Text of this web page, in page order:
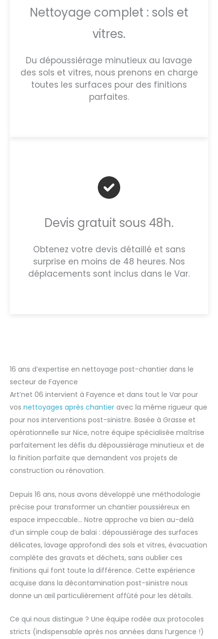
Nettoyage complet : sols et
vitres.
Du dépoussiérage minutieux au lavage
des sols et vitres, nous prenons en charge
toutes les surfaces pour des finitions
parfaites.
Devis gratuit sous 48h.
Obtenez votre devis détaillé et sans
surprise en moins de 48 heures. Nos
déplacements sont inclus dans le Var.
16 ans d’expertise en nettoyage post-chantier dans le
secteur de Fayence
Art’net 06 intervient à Fayence et dans tout le Var pour
vos nettoyages après chantier avec la même rigueur que
pour nos interventions post-sinistre. Basée à Grasse et
opérationnelle sur Nice, notre équipe spécialisée maîtrise
parfaitement les défis du dépoussiérage minutieux et de
la finition parfaite que demandent vos projets de
construction ou rénovation.
Depuis 16 ans, nous avons développé une méthodologie
précise pour transformer un chantier poussiéreux en
espace impeccable… Notre approche va bien au-delà
d’un simple coup de balai : dépoussiérage des surfaces
délicates, lavage approfondi des sols et vitres, évacuation
complète des gravats et déchets, sans oublier ces
finitions qui font toute la différence. Cette expérience
acquise dans la décontamination post-sinistre nous
donne un œil particulièrement affûté pour les détails.
Ce qui nous distingue ? Une équipe rodée aux protocoles
stricts (indispensable après nos années dans l’urgence !)